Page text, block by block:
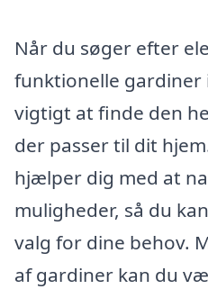
Når du søger efter
funktionelle gardiner
vigtigt at finde den
der passer til dit
hjælper dig med at
muligheder, så du
valg for dine behov.
af gardiner kan du